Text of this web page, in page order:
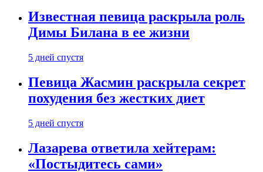
Известная певица раскрыла роль
Димы Билана в ее жизни
5 дней спустя
Певица Жасмин раскрыла секрет
похудения без жестких диет
5 дней спустя
Лазарева ответила хейтерам:
«Постыдитесь сами»